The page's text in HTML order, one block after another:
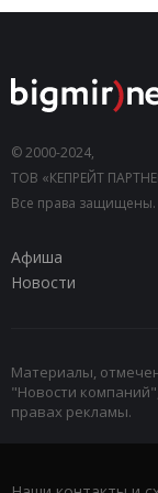
© 2000-2024,
ТОВ «КЕПРЕЙТ
Все права защищены.
Афиша
Новости
Материалы,
"Новости
правах рекламы.